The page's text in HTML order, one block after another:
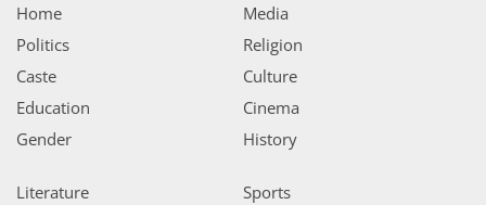
Home
Politics
Caste
Education
Gender
Media
Religion
Culture
Cinema
History
Literature
Sports